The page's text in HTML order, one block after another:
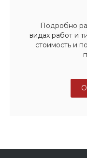
Подробно
видах работ и
стоимость и